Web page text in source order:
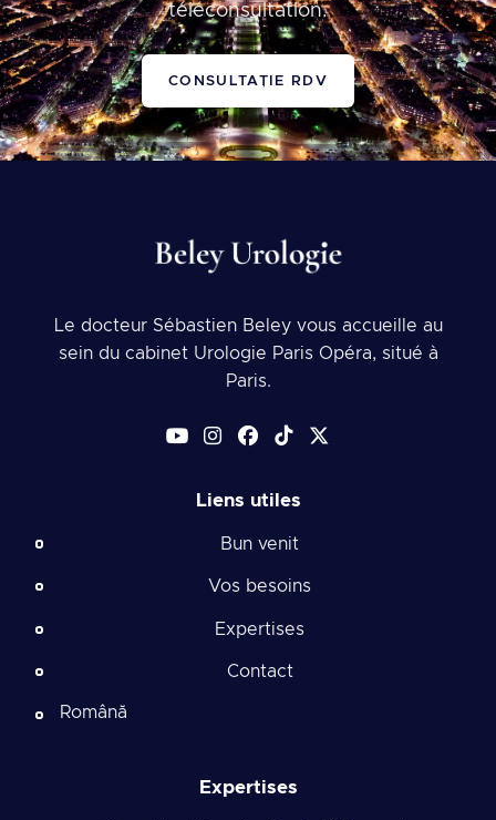
téléconsultation.
CONSULTAȚIE RDV
Le docteur Sébastien Beley vous accueille au
sein du cabinet Urologie Paris Opéra, situé à
Paris.
Liens utiles
Bun venit
Vos besoins
Expertises
Contact
Română
Expertises